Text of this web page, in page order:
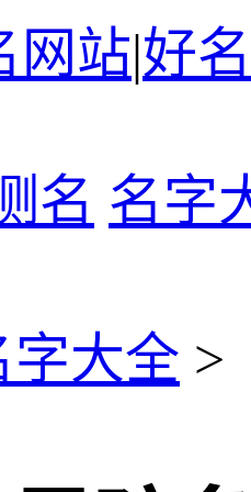
网站|好
名 名字
字大全 >